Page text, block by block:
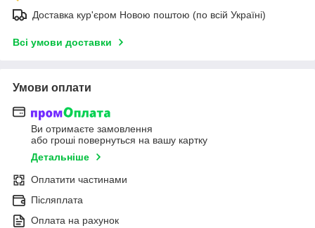
Доставка кур'єром Новою поштою (по всій Україні)
Всі умови доставки
Умови оплати
Ви отримаєте замовлення
або гроші повернуться на вашу картку
Детальніше
Оплатити частинами
Післяплата
Оплата на рахунок